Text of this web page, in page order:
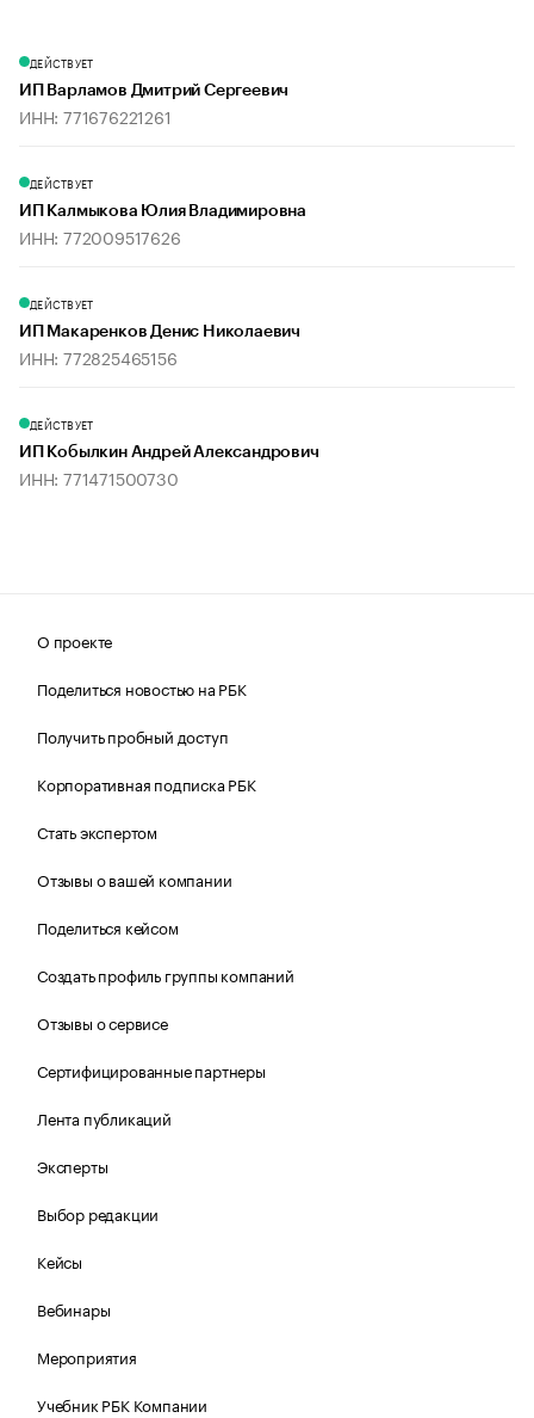
ДЕЙСТВУЕТ
ИП Варламов Дмитрий Сергеевич
ИНН: 771676221261
ДЕЙСТВУЕТ
ИП Калмыкова Юлия Владимировна
ИНН: 772009517626
ДЕЙСТВУЕТ
ИП Макаренков Денис Николаевич
ИНН: 772825465156
ДЕЙСТВУЕТ
ИП Кобылкин Андрей Александрович
ИНН: 771471500730
О проекте
Поделиться новостью на РБК
Получить пробный доступ
Корпоративная подписка РБК
Стать экспертом
Отзывы о вашей компании
Поделиться кейсом
Создать профиль группы компаний
Отзывы о сервисе
Сертифицированные партнеры
Лента публикаций
Эксперты
Выбор редакции
Кейсы
Вебинары
Мероприятия
Учебник РБК Компании